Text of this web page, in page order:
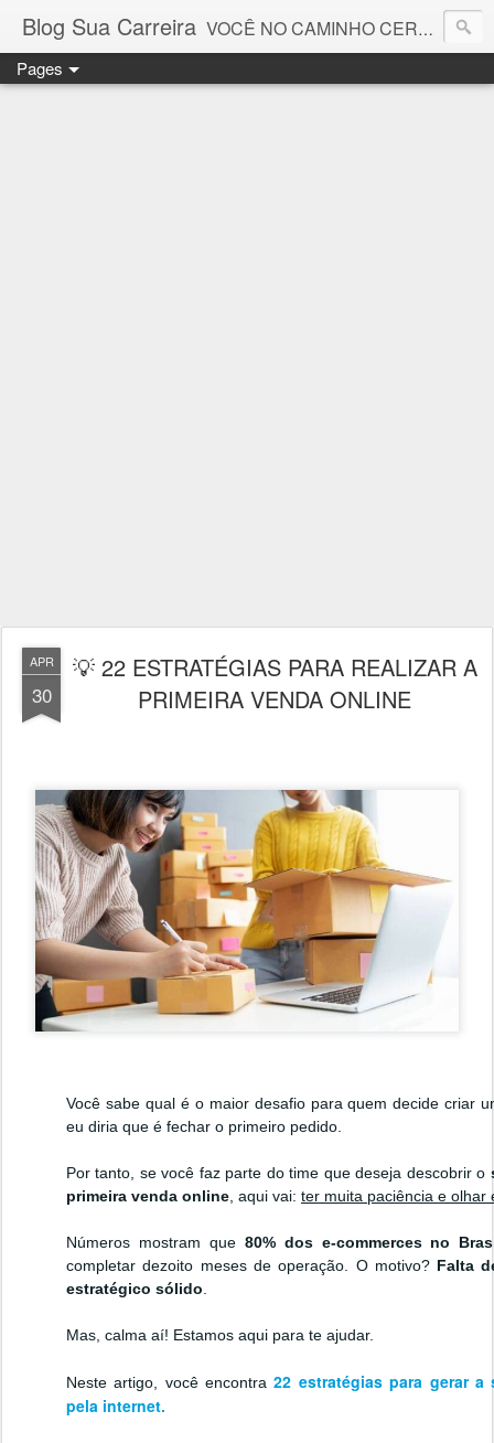
Blog Sua Carreira VOCÊ NO CAMINHO CERTO! 🤓💻🚀
Pages
APR
30
💡 22 ESTRATÉGIAS PARA REALIZAR A
PRIMEIRA VENDA ONLINE
Você sabe qual é o maior desafio para quem decide criar
eu diria que é fechar o primeiro pedido.
Por tanto, se você faz parte do time que deseja descobrir o
primeira venda online, aqui vai: ter muita paciência e olhar
Números mostram que80% dos e-commerces no
completar dezoito meses de operação. O motivo? Falta
estratégico sólido.
Mas, calma aí! Estamos aqui para te ajudar.
Neste artigo, você encontra 22 estratégias para gerar a
pela internet.